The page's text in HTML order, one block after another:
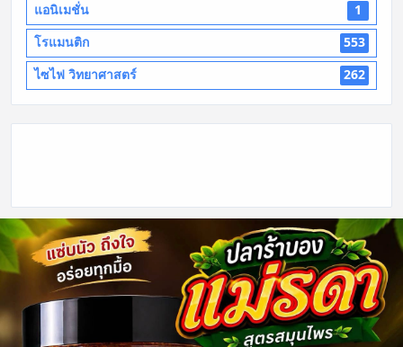
แอนิเมชั่น
1
โรแมนติก
553
ไซไฟ วิทยาศาสตร์
262